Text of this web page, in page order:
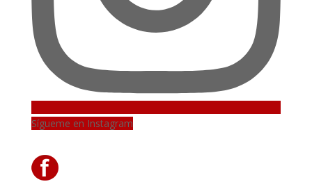
Sígueme en Instagram